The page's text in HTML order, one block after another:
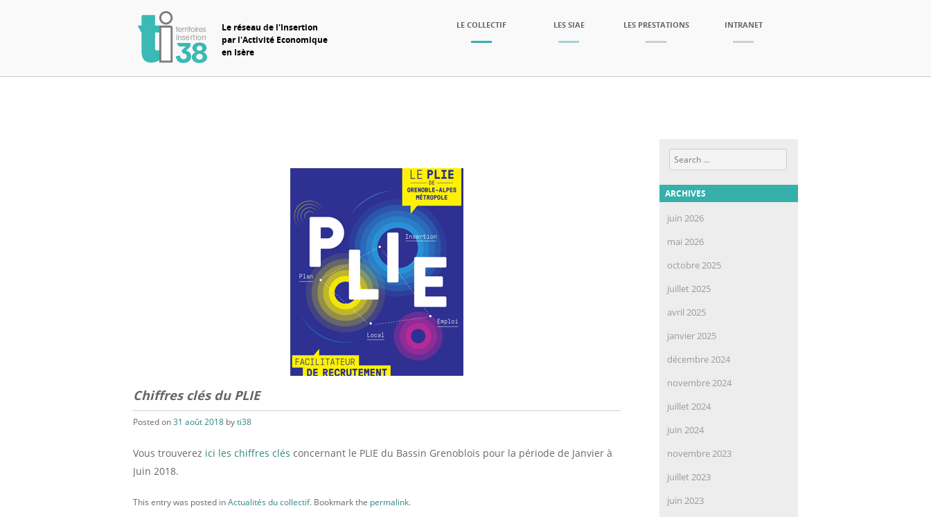
Le réseau de l'Insertion
par l'Activité Economique
en Isère
LE COLLECTIF LES SIAE LES PRESTATIONS INTRANET
Chiffres clés du PLIE
Posted on31 août 2018 byti38
Vous trouverez ici les chiffres clés concernant le PLIE du Bassin Grenoblois pour la période de Janvier à
Juin 2018.
This entry was posted inActualités du collectif. Bookmark the permalink.
Search
ARCHIVES
juin 2026
mai 2026
octobre 2025
juillet 2025
avril 2025
janvier 2025
décembre 2024
novembre 2024
juillet 2024
juin 2024
novembre 2023
juillet 2023
juin 2023